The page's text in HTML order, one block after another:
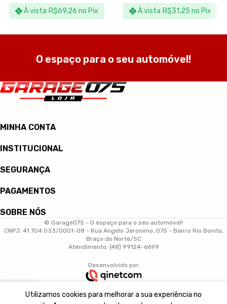
À vista R$69,26 no Pix À vista R$31,25 no Pix
O espaço para o seu automóvel!
MINHA CONTA
INSTITUCIONAL
SEGURANÇA
PAGAMENTOS
SOBRE NÓS
© Garage075 - O espaço para o seu automóvel!
CNPJ: 41.704.033/0001-08 - Rua Angelo Jeronimo, 075 - Bairro Rio Bonito,
Braço do Norte/SC
Atendimento: (48) 99124-6699
Desenvolvido por
Utilizamos cookies para melhorar a sua experiência no